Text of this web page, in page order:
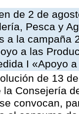
de 2 de
Pesca y
a la campaña
a las
I «Apoyo
de 13
la Consejería
convocan,